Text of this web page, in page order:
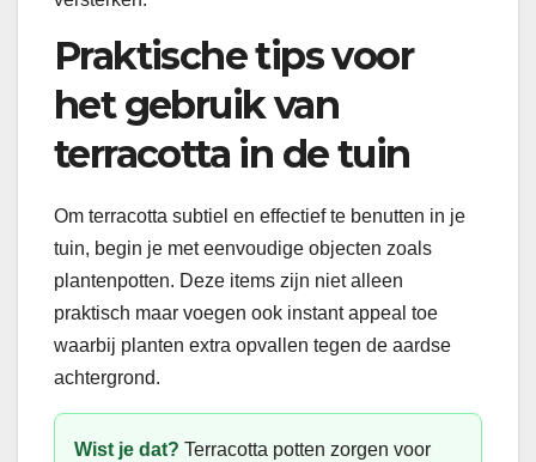
Praktische tips voor
het gebruik van
terracotta in de tuin
Om terracotta subtiel en effectief te benutten in je
tuin, begin je met eenvoudige objecten zoals
plantenpotten. Deze items zijn niet alleen
praktisch maar voegen ook instant appeal toe
waarbij planten extra opvallen tegen de aardse
achtergrond.
Wist je dat? Terracotta potten zorgen voor